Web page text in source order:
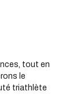
tout en
le
triathlète